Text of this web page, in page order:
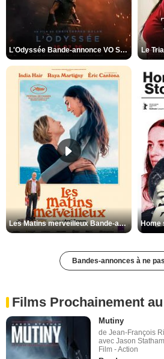
L'Odyssée Bande-annonce VO STFR Le
Les Matins merveilleux Bande-annonce VF
Bandes-annonces à ne
Films Prochainement
Mutiny
de Jean-François
avec Jason
Film - Action